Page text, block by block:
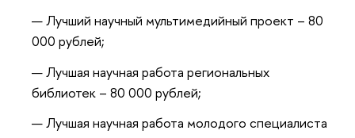
Лучший научный мультимедийный проект – 80
000 рублей;
Лучшая научная работа региональных
библиотек – 80 000 рублей;
Лучшая научная работа молодого специалиста